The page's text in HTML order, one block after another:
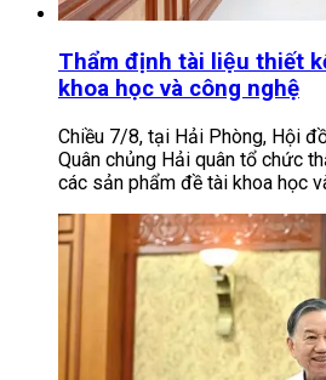
Thẩm định tài liệu thiết
khoa học và công nghệ
Chiều 7/8, tại Hải Phòng, Hội
Quân chủng Hải quân tổ chức
các sản phẩm đề tài khoa học